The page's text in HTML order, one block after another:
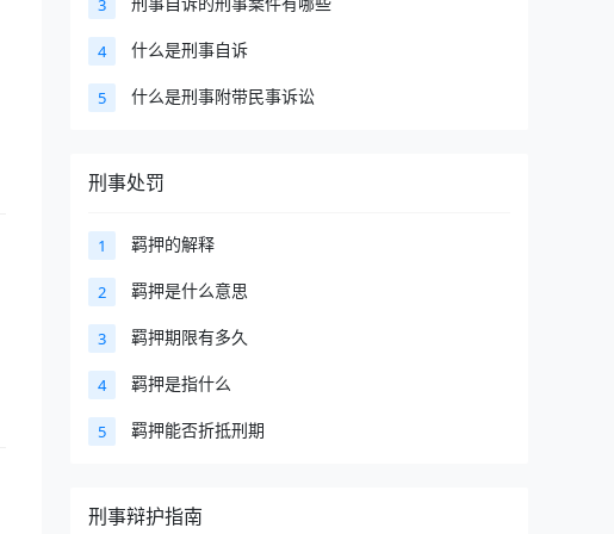
3
4 什么是刑事自诉
5 什么是刑事附带民事诉讼
刑事处罚
1 羁押的解释
2 羁押是什么意思
3 羁押期限有多久
4 羁押是指什么
5 羁押能否折抵刑期
刑事辩护指南